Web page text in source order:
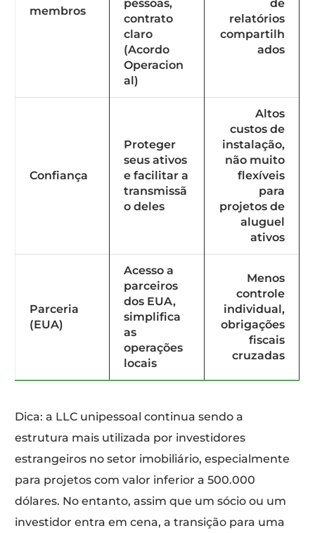
membros
pessoas,
contrato
claro
(Acordo
Operacion
al)
de
relatórios
compartilh
ados
Confiança
Proteger
seus ativos
e facilitar a
transmissã
o deles
Altos
custos de
instalação,
não muito
flexíveis
para
projetos de
aluguel
ativos
Parceria
(EUA)
Acesso a
parceiros
dos EUA,
simplifica
as
operações
locais
Menos
controle
individual,
obrigações
fiscais
cruzadas
Dica: a LLC unipessoal continua sendo a
estrutura mais utilizada por investidores
estrangeiros no setor imobiliário, especialmente
para projetos com valor inferior a 500.000
dólares. No entanto, assim que um sócio ou um
investidor entra em cena, a transição para uma